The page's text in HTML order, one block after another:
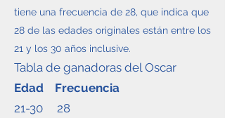
tiene una frecuencia de 28, que indica que
28 de las edades originales están entre los
21 y los 30 años inclusive.
Tabla de ganadoras del Oscar
Edad Frecuencia
21-30 28